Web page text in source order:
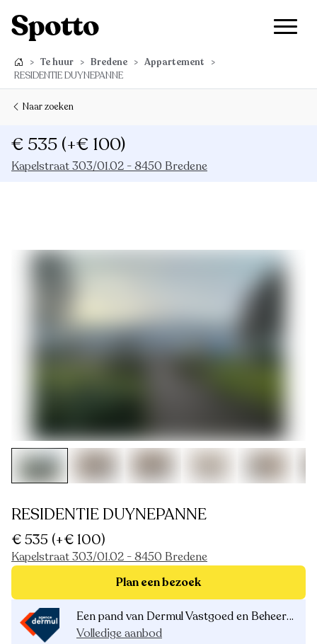
> Te huur > Bredene > Appartement
>
RESIDENTIE DUYNEPANNE
Naar zoeken
€ 535 (+€ 100)
Kapelstraat 303/01.02 - 8450 Bredene
RESIDENTIE DUYNEPANNE
€ 535 (+€ 100)
Kapelstraat 303/01.02 - 8450 Bredene
Plan een bezoek
Een pand van Dermul Vastgoed en Beheer NV
Volledige aanbod